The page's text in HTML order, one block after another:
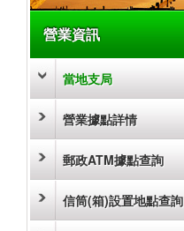
營業資訊
當地支局
營業據點詳情
郵政ATM據點查詢
信筒(箱)設置地點查詢